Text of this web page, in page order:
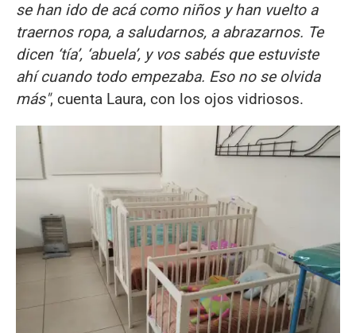
se han ido de acá como niños y han vuelto a
traernos ropa, a saludarnos, a abrazarnos. Te
dicen ‘tía’, ‘abuela’, y vos sabés que estuviste
ahí cuando todo empezaba. Eso no se olvida
más", cuenta Laura, con los ojos vidriosos.